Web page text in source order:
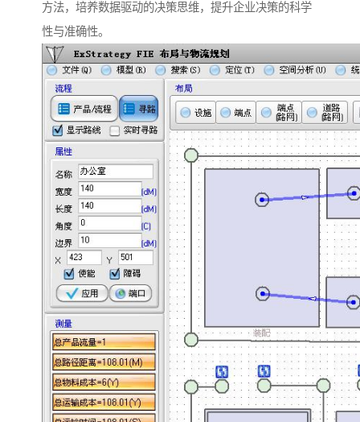
方法，培养数据驱动的决策思维，提升企业决策的科学
性与准确性。​